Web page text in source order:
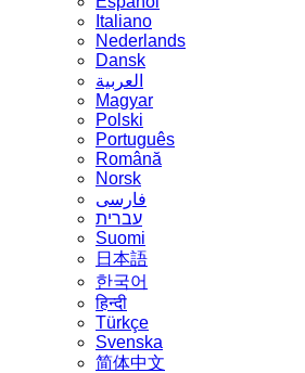
Italiano
Nederlands
Dansk
العربية
Magyar
Polski
Português
Română
Norsk
فارسی
עברית
Suomi
日本語
한국어
हिन्दी
Türkçe
Svenska
简体中文